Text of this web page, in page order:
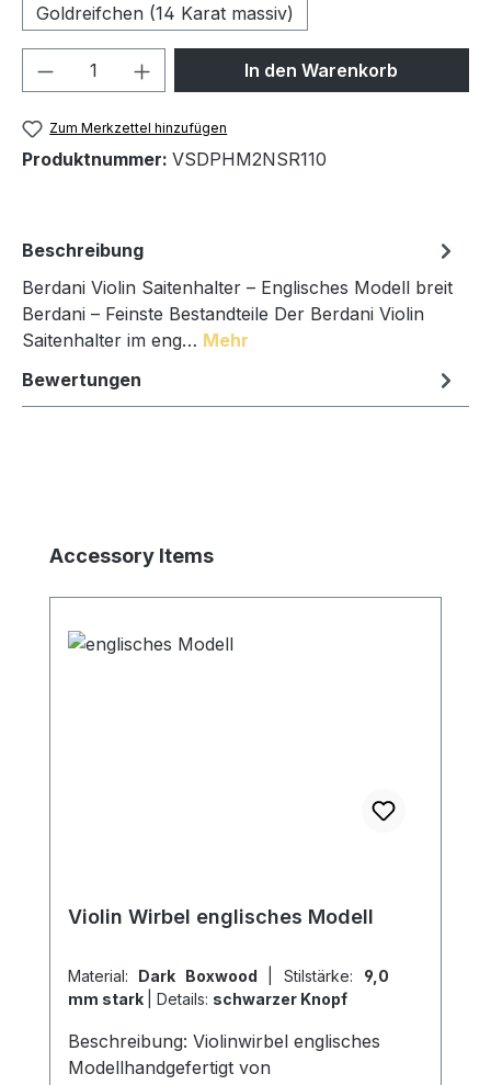
Goldreifchen (14 Karat massiv)
Produkt Anzahl: Gib denIn den Warenkorb
Zum Merkzettel hinzufügen
Produktnummer: VSDPHM2NSR110
Beschreibung
Berdani Violin Saitenhalter – Englisches Modell breit
Berdani – Feinste Bestandteile Der Berdani Violin
Saitenhalter im eng… Mehr
Bewertungen
Produktgalerie überspringen
Accessory Items
Violin Wirbel englisches Modell
Material: Dark Boxwood Stilstärke: 9,0
mm stark
Details: schwarzer Knopf
Beschreibung: Violinwirbel englisches
Modellhandgefertigt von